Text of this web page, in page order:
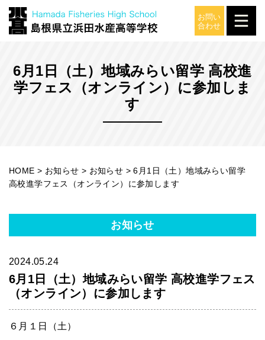
6月1日（土）地域みらい留学 高校進
学フェス（オンライン）に参加しま
す
お知らせ
HOME > お知らせ > お知らせ >6月1日（土）地域みらい留学
高校進学フェス（オンライン）に参加します
お知らせ
2024.05.24
6月1日（土）地域みらい留学 高校進学フェス
（オンライン）に参加します
６月１日（土）